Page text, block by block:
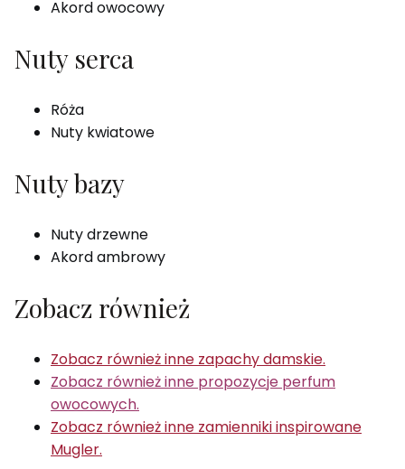
Akord owocowy
Nuty serca
Róża
Nuty kwiatowe
Nuty bazy
Nuty drzewne
Akord ambrowy
Zobacz również
Zobacz również inne zapachy damskie.
Zobacz również inne propozycje perfum
owocowych.
Zobacz również inne zamienniki inspirowane
Mugler.